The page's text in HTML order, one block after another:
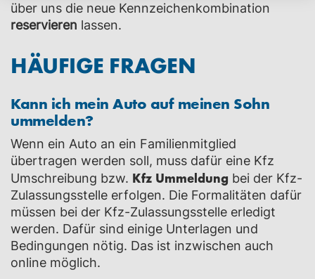
über uns die neue Kennzeichenkombination
reservieren lassen.
HÄUFIGE FRAGEN
Kann ich mein Auto auf meinen Sohn
ummelden?
Wenn ein Auto an ein Familienmitglied
übertragen werden soll, muss dafür eine Kfz
Umschreibung bzw. Kfz Ummeldung bei der Kfz-
Zulassungsstelle erfolgen. Die Formalitäten dafür
müssen bei der Kfz-Zulassungsstelle erledigt
werden. Dafür sind einige Unterlagen und
Bedingungen nötig. Das ist inzwischen auch
online möglich.